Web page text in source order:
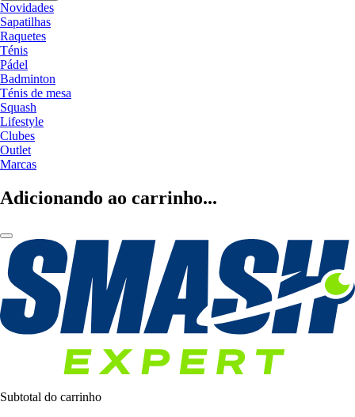
Novidades
Sapatilhas
Raquetes
Ténis
Pádel
Badminton
Ténis de mesa
Squash
Lifestyle
Clubes
Outlet
Marcas
Adicionando ao carrinho...
Subtotal do carrinho